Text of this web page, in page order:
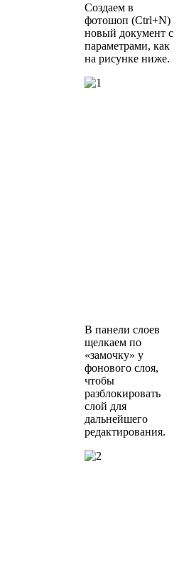
Создаем в
фотошоп (Ctrl+N)
новый документ с
параметрами, как
на рисунке ниже.
В панели слоев
щелкаем по
«замочку» у
фонового слоя,
чтобы
разблокировать
слой для
дальнейшего
редактирования.